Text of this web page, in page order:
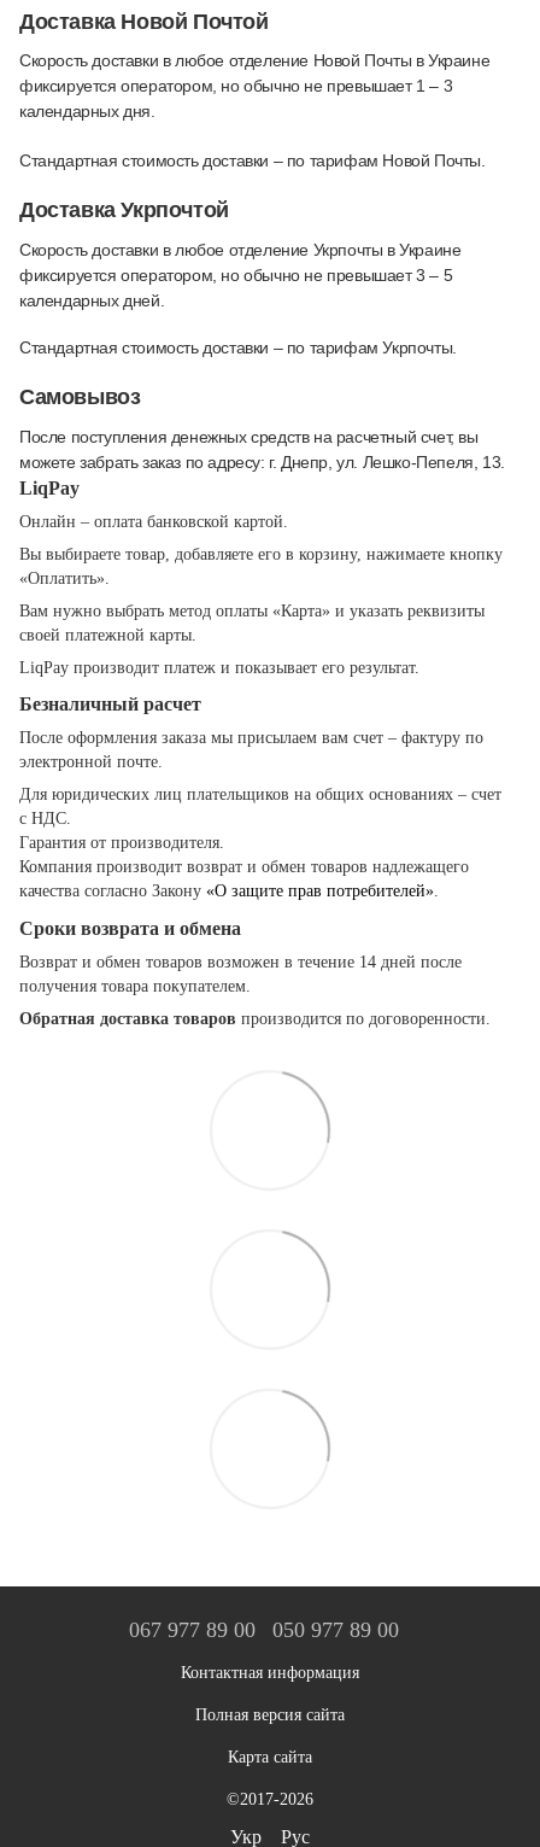
Доставка Новой Почтой
Скорость доставки в любое отделение Новой Почты в Украине
фиксируется оператором, но обычно не превышает 1 – 3
календарных дня.
Стандартная стоимость доставки – по тарифам Новой Почты.
Доставка Укрпочтой
Скорость доставки в любое отделение Укрпочты в Украине
фиксируется оператором, но обычно не превышает 3 – 5
календарных дней.
Стандартная стоимость доставки – по тарифам Укрпочты.
Самовывоз
После поступления денежных средств на расчетный счет, вы
можете забрать заказ по адресу: г. Днепр, ул. Лешко-Пепеля, 13.
LiqPay
Онлайн – оплата банковской картой.
Вы выбираете товар, добавляете его в корзину, нажимаете кнопку
«Оплатить».
Вам нужно выбрать метод оплаты «Карта» и указать реквизиты
своей платежной карты.
LiqPay производит платеж и показывает его результат.
Безналичный расчет
После оформления заказа мы присылаем вам счет – фактуру по
электронной почте.
Для юридических лиц плательщиков на общих основаниях – счет
с НДС.
Гарантия от производителя.
Компания производит возврат и обмен товаров надлежащего
качества согласно Закону «О защите прав потребителей».
Сроки возврата и обмена
Возврат и обмен товаров возможен в течение 14 дней после
получения товара покупателем.
Обратная доставка товаров производится по договоренности.
067 977 89 00 050 977 89 00
Контактная информация
Полная версия сайта
Карта сайта
©2017-2026
Укр Рус